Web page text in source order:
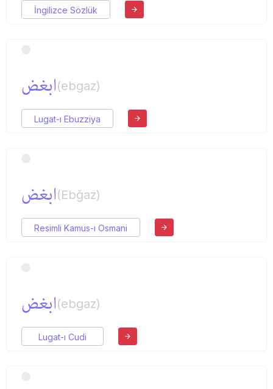
İngilizce Sözlük
ابغض(ebgaz)
Lugat-ı Ebuzziya
ابغض(Ebğaz)
Resimli Kamus-ı Osmani
ابغض(ebgaz)
Lugat-ı Cudi